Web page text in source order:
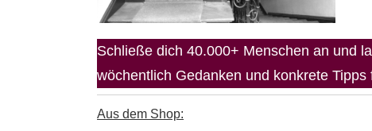
Schließe dich 40.000+ Menschen an und
wöchentlich Gedanken und konkrete
Aus dem Shop: